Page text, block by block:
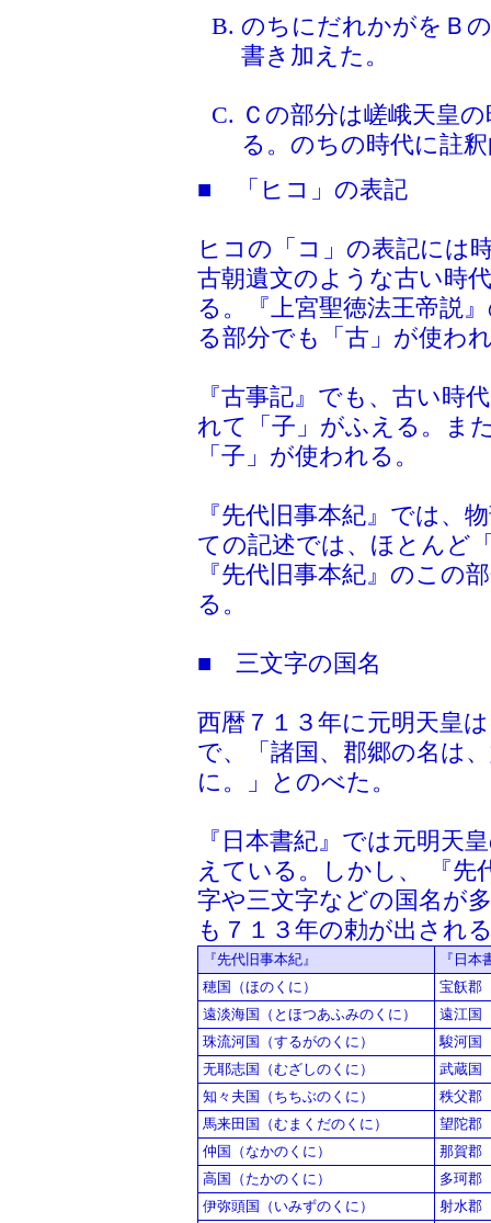
のちにだれかがをＢ
書き加えた。
Ｃの部分は嵯峨天皇
る。のちの時代に註
■ 「ヒコ」の表記
ヒコの「コ」の表記には
古朝遺文のような古い時
る。『上宮聖徳法王帝説
る部分でも「古」が使わ
『古事記』でも、古い時
れて「子」がふえる。ま
「子」が使われる。
『先代旧事本紀』では、
ての記述では、ほとんど
『先代旧事本紀』のこの
る。
■ 三文字の国名
西暦７１３年に元明天皇
で、「諸国、郡郷の名は
に。」とのべた。
『日本書紀』では元明天
えている。しかし、 『先
字や三文字などの国名が
も７１３年の勅が出され
『先代旧事本紀』
『日本
穂国（ほのくに）
宝飫郡
遠淡海国（とほつあふみのくに）
遠江国
珠流河国（するがのくに）
駿河国
无耶志国（むざしのくに）
武蔵国
知々夫国（ちちぶのくに）
秩父郡
馬来田国（むまくだのくに）
望陀郡
仲国（なかのくに）
那賀郡
高国（たかのくに）
多珂郡
伊弥頭国（いみずのくに）
射水郡